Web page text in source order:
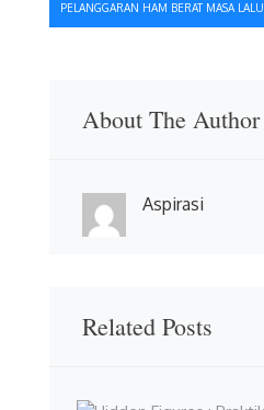
PELANGGARAN HAM BERAT MASA LALU
About The Author
Aspirasi
Related Posts